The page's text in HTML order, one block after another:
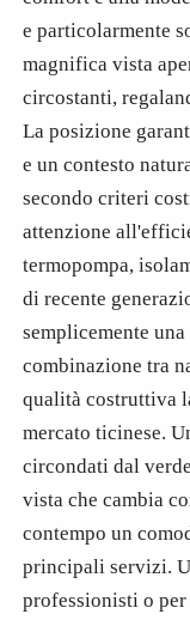
e particolarmente
magnifica vista
circostanti,
La posizione
e un contesto
secondo criteri
attenzione
termopompa,
di recente
semplicemente
combinazione tra
qualità costruttiva
mercato ticinese.
circondati dal
vista che cambia
contempo un
principali servizi.
professionisti o